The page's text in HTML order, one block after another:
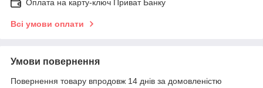
Оплата на карту-ключ Приват Банку
Всі умови оплати
Умови повернення
Повернення товару впродовж 14 днів за домовленістю